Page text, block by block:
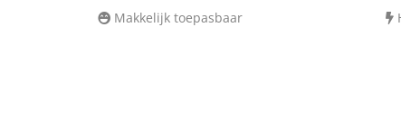
Makkelijk toepasbaar